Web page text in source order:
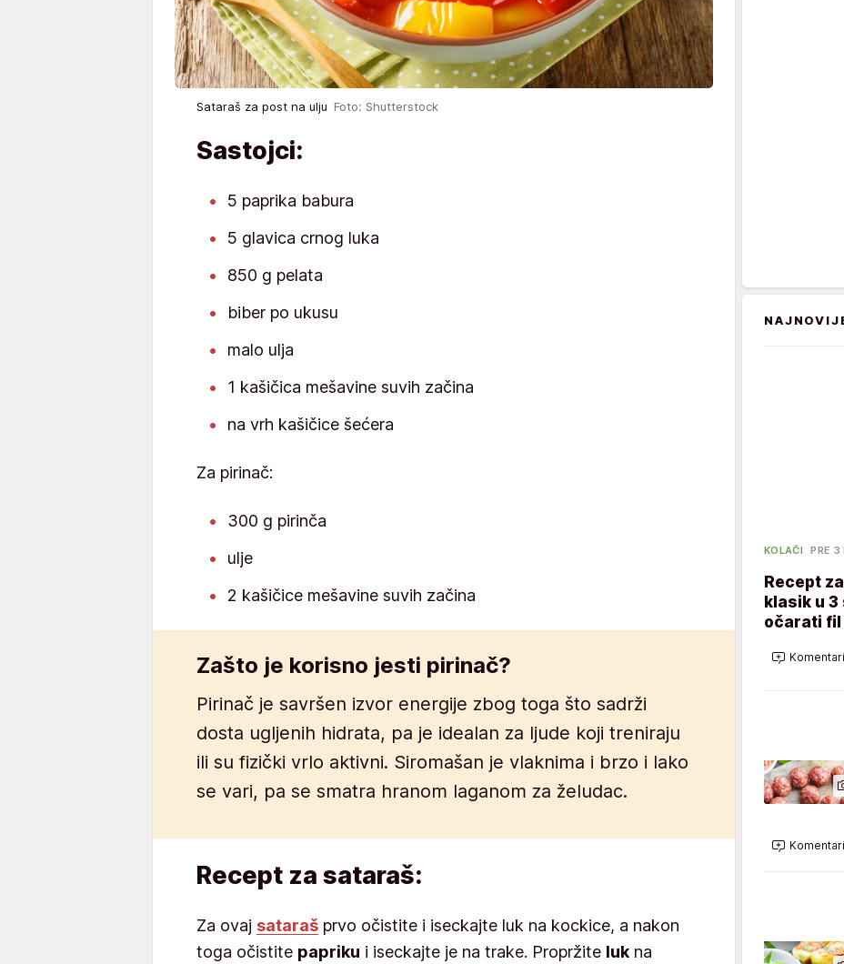
Sataraš za post na ulju Foto: Shutterstock
Sastojci:
5 paprika babura
5 glavica crnog luka
850 g pelata
biber po ukusu
malo ulja
1 kašičica mešavine suvih začina
na vrh kašičice šećera
Za pirinač:
300 g pirinča
ulje
2 kašičice mešavine suvih začina
Zašto je korisno jesti pirinač?
Pirinač je savršen izvor energije zbog toga što sadrži
dosta ugljenih hidrata, pa je idealan za ljude koji treniraju
ili su fizički vrlo aktivni. Siromašan je vlaknima i brzo i lako
se vari, pa se smatra hranom laganom za želudac.
Recept za sataraš:
Za ovaj sataraš prvo očistite i iseckajte luk na kockice, a nakon
toga očistite papriku i iseckajte je na trake. Propržite luk na
KOLAČI PRE 3
Recept
klasik u 3
očarati fil